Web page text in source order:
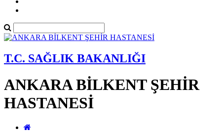
T.C. SAĞLIK BAKANLIĞI
ANKARA BİLKENT ŞEHİR
HASTANESİ